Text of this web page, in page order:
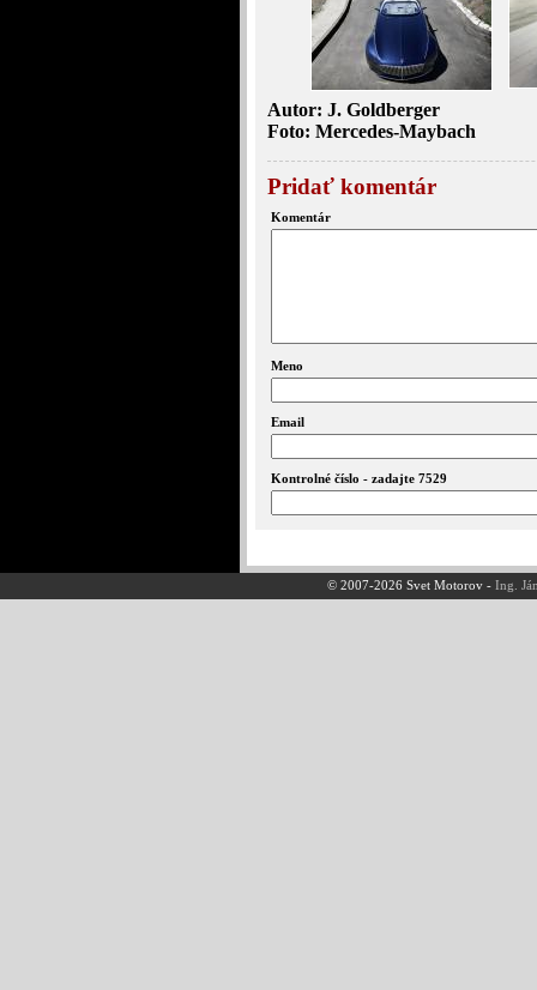
Autor: J. Goldberger
Foto: Mercedes-Maybach
Pridať komentár
Komentár
Meno
Email
Kontrolné číslo - zadajte 7529
© 2007-2026 Svet Motorov -Ing.